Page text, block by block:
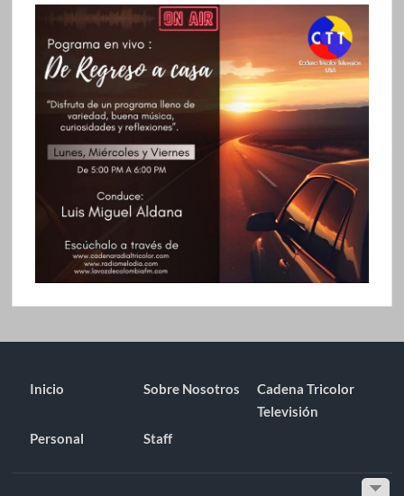
Inicio Sobre Nosotros
Cadena Tricolor
Televisión
Personal
Staff